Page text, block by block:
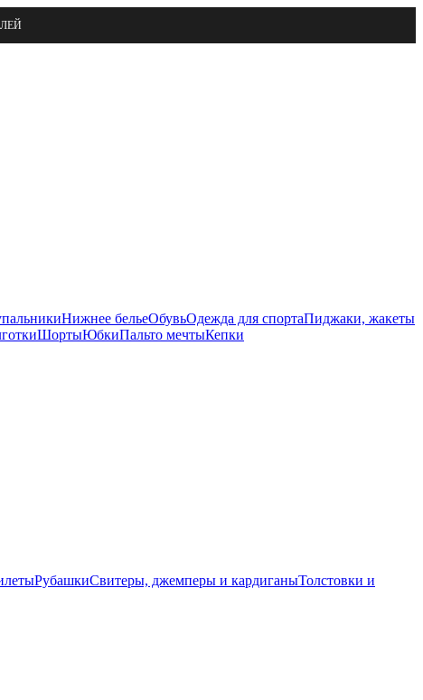
Нижнее бельеОбувьОдежда для спортаПиджаки, жакеты
ШортыЮбкиПальто мечтыКепки
РубашкиСвитеры, джемперы и кардиганыТолстовки и